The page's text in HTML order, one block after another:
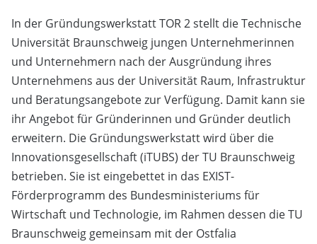
In der Gründungswerkstatt TOR 2 stellt die Technische
Universität Braunschweig jungen Unternehmerinnen
und Unternehmern nach der Ausgründung ihres
Unternehmens aus der Universität Raum, Infrastruktur
und Beratungsangebote zur Verfügung. Damit kann sie
ihr Angebot für Gründerinnen und Gründer deutlich
erweitern. Die Gründungswerkstatt wird über die
Innovationsgesellschaft (iTUBS) der TU Braunschweig
betrieben. Sie ist eingebettet in das EXIST-
Förderprogramm des Bundesministeriums für
Wirtschaft und Technologie, im Rahmen dessen die TU
Braunschweig gemeinsam mit der Ostfalia